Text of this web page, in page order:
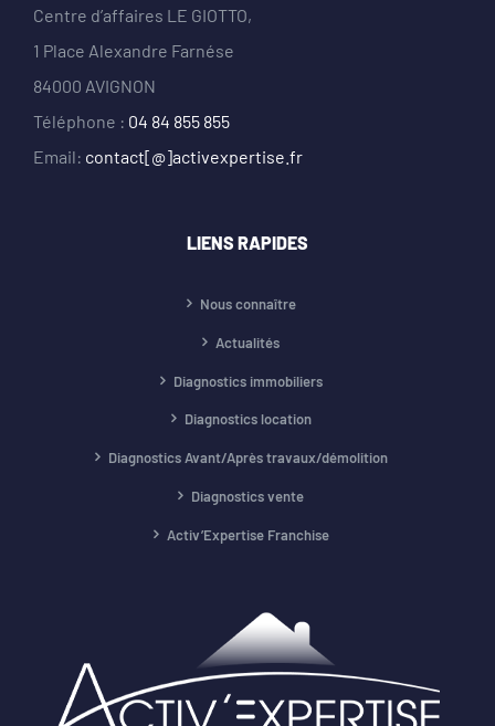
Centre d’affaires LE GIOTTO,
1 Place Alexandre Farnése
84000 AVIGNON
Téléphone : 04 84 855 855
Email: contact[@]activexpertise.fr
LIENS RAPIDES
Nous connaître
Actualités
Diagnostics immobiliers
Diagnostics location
Diagnostics Avant/Après travaux/démolition
Diagnostics vente
Activ’Expertise Franchise